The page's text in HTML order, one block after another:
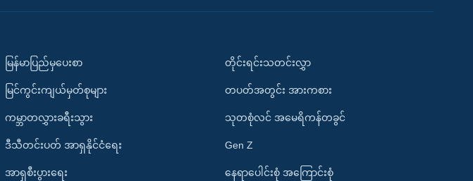
မြန်မာပြည်မှပေးစာ
မြင်ကွင်းကျယ်မှတ်စုများ
ကမ္ဘာတလွှားခရီးသွား
ဒီသီတင်းပတ် အာရှနိုင်ငံရေး
အာရှစီးပွားရေး
တိုင်းရင်းသတင်းလွှာ
တပတ်အတွင်း အားကစား
သုတစုံလင် အမေရိကန်တခွင်
Gen Z
နေရာပေါင်းစုံ အကြောင်းစုံ